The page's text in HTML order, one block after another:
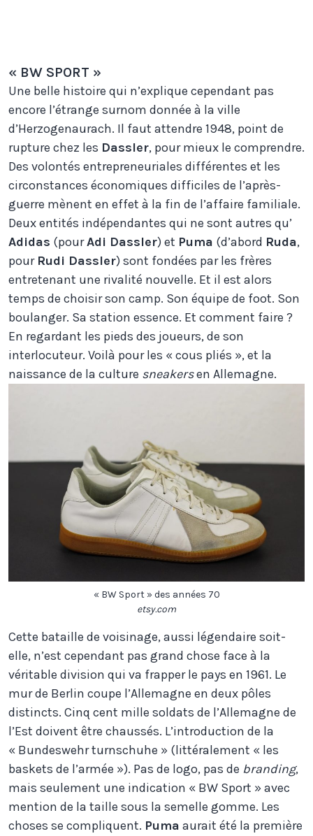
« BW SPORT »
Une belle histoire qui n’explique cependant pas
encore l’étrange surnom donnée à la ville
d’Herzogenaurach. Il faut attendre 1948, point de
rupture chez les Dassler, pour mieux le comprendre.
Des volontés entrepreneuriales différentes et les
circonstances économiques difficiles de l’après-
guerre mènent en effet à la fin de l’affaire familiale.
Deux entités indépendantes qui ne sont autres qu’
Adidas (pourAdi Dassler) et Puma (d’abord Ruda,
pour Rudi Dassler) sont fondées par les frères
entretenant une rivalité nouvelle. Et il est alors
temps de choisir son camp. Son équipe de foot. Son
boulanger. Sa station essence. Et comment faire ?
En regardant les pieds des joueurs, de son
interlocuteur. Voilà pour les « cous pliés », et la
naissance de la culture sneakersen Allemagne.
« BW Sport » des années 70
etsy.com
Cette bataille de voisinage, aussi légendaire soit-
elle, n’est cependant pas grand chose face à la
véritable division qui va frapper le pays en 1961. Le
mur de Berlin coupe l’Allemagne en deux pôles
distincts. Cinq cent mille soldats de l’Allemagne de
l’Est doivent être chaussés. L’introduction de la
« Bundeswehr turnschuhe » (littéralement « les
baskets de l’armée »). Pas de logo, pas de branding,
mais seulement une indication « BW Sport » avec
mention de la taille sous la semelle gomme. Les
choses se compliquent. Puma aurait été la première